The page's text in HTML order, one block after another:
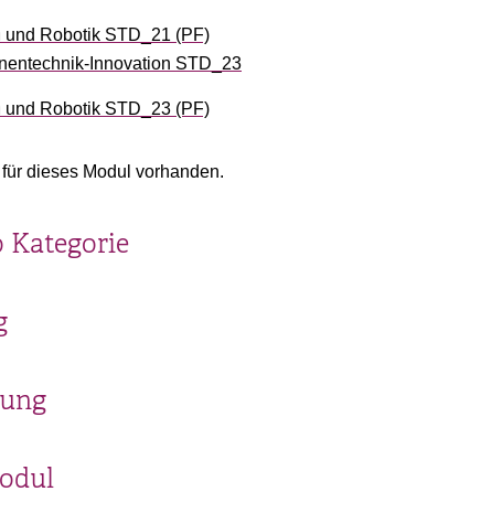
und Robotik STD_21 (PF)
Innovation STD_23
und Robotik STD_23 (PF)
dieses Modul vorhanden.
Kategorie